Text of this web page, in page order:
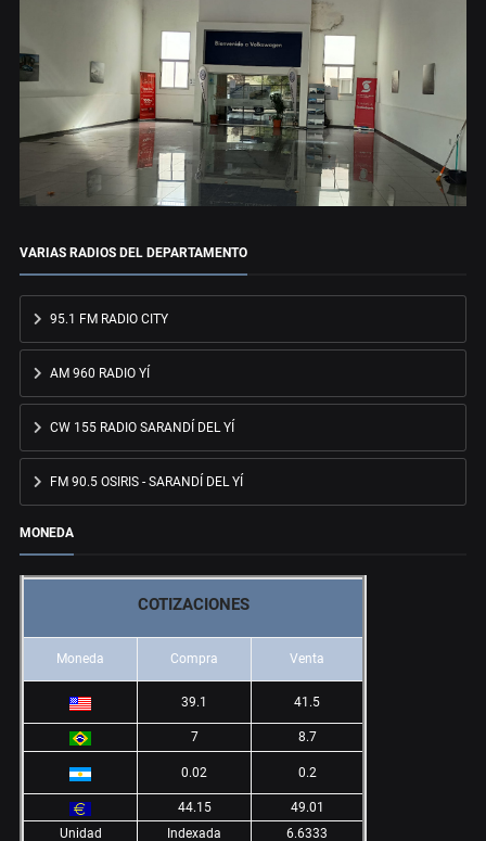
VARIAS RADIOS DEL DEPARTAMENTO
95.1 FM RADIO CITY
AM 960 RADIO YÍ
CW 155 RADIO SARANDÍ DEL YÍ
FM 90.5 OSIRIS - SARANDÍ DEL YÍ
MONEDA
COTIZACIONES
Moneda Compra Venta
39.1 41.5
7 8.7
0.02 0.2
44.15
49.01
Unidad
Indexada 6.6333